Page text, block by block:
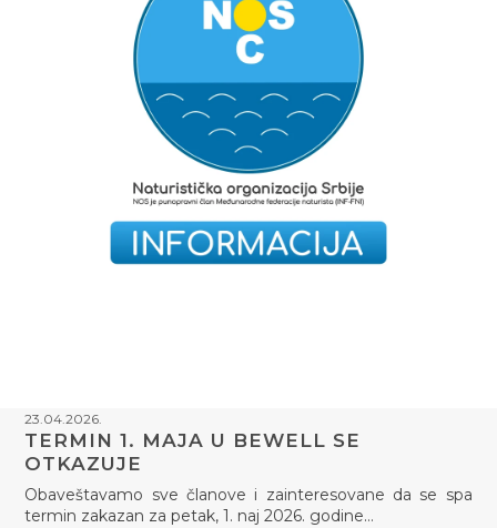
23.04.2026.
TERMIN 1. MAJA U BEWELL SE
OTKAZUJE
Obaveštavamo sve članove i zainteresovane da se spa
termin zakazan za petak, 1. naj 2026. godine…